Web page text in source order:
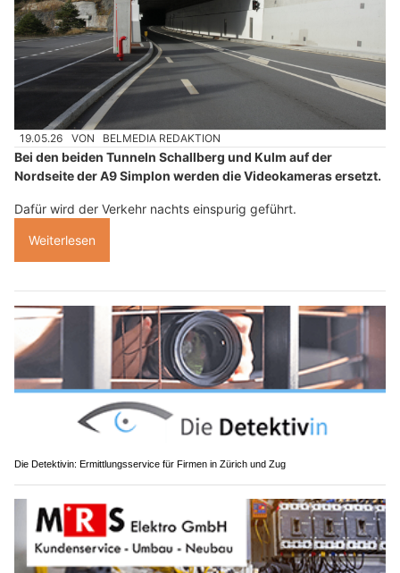
19.05.26 VON BELMEDIA REDAKTION
Bei den beiden Tunneln Schallberg und Kulm auf der
Nordseite der A9 Simplon werden die Videokameras ersetzt.
Dafür wird der Verkehr nachts einspurig geführt.
Weiterlesen
Die Detektivin: Ermittlungsservice für Firmen in Zürich und Zug